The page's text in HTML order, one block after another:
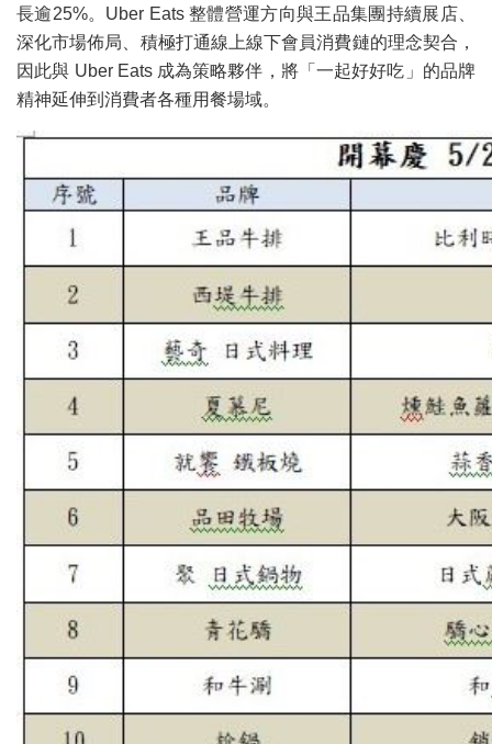
長逾25%。Uber Eats 整體營運方向與王品集團持續展店、
深化市場佈局、積極打通線上線下會員消費鏈的理念契合，
因此與 Uber Eats 成為策略夥伴，將「一起好好吃」的品牌
精神延伸到消費者各種用餐場域。